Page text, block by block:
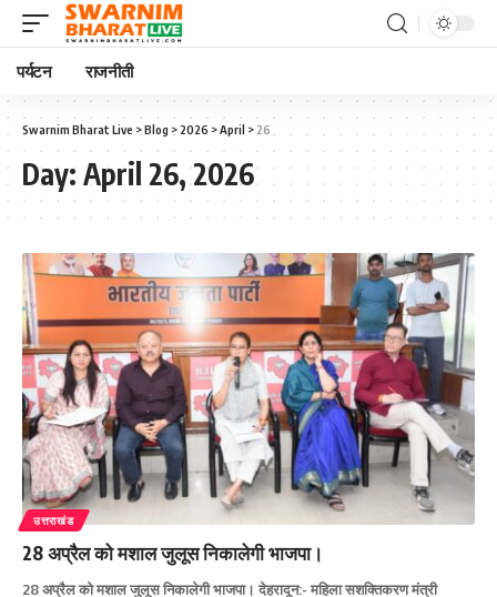
पर्यटन राजनीती
Swarnim Bharat Live >Blog > 2026 >April > 26
Day: April 26, 2026
उत्तराखंड
28 अप्रैल को मशाल जुलूस निकालेगी भाजपा।
28 अप्रैल को मशाल जुलूस निकालेगी भाजपा। देहरादून:- महिला सशक्तिकरण मंत्री